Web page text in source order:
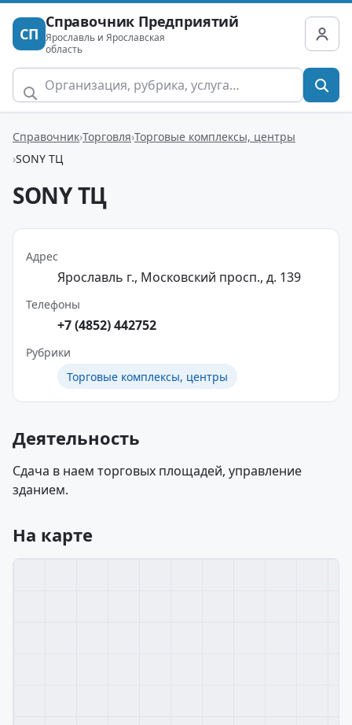
СП
Справочник Предприятий
Ярославль и Ярославская
область
Справочник Торговля Торговые комплексы, центры
SONY ТЦ
SONY ТЦ
Адрес
Ярославль г., Московский просп., д. 139
Телефоны
+7 (4852) 442752
Рубрики
Торговые комплексы, центры
Деятельность
Сдача в наем торговых площадей, управление
зданием.
На карте